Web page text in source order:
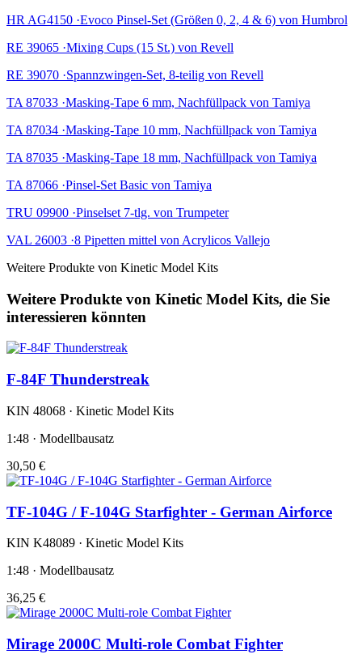
HR AG4150 ·Evoco Pinsel-Set (Größen 0, 2, 4 & 6) von Humbrol
RE 39065 ·Mixing Cups (15 St.) von Revell
RE 39070 ·Spannzwingen-Set, 8-teilig von Revell
TA 87033 ·Masking-Tape 6 mm, Nachfüllpack von Tamiya
TA 87034 ·Masking-Tape 10 mm, Nachfüllpack von Tamiya
TA 87035 ·Masking-Tape 18 mm, Nachfüllpack von Tamiya
TA 87066 ·Pinsel-Set Basic von Tamiya
TRU 09900 ·Pinselset 7-tlg. von Trumpeter
VAL 26003 ·8 Pipetten mittel von Acrylicos Vallejo
Weitere Produkte von Kinetic Model Kits
Weitere Produkte von Kinetic Model Kits, die Sie
interessieren könnten
F-84F Thunderstreak
KIN 48068 · Kinetic Model Kits
1:48 · Modellbausatz
30,50 €
TF-104G / F-104G Starfighter - German Airforce
KIN K48089 · Kinetic Model Kits
1:48 · Modellbausatz
36,25 €
Mirage 2000C Multi-role Combat Fighter